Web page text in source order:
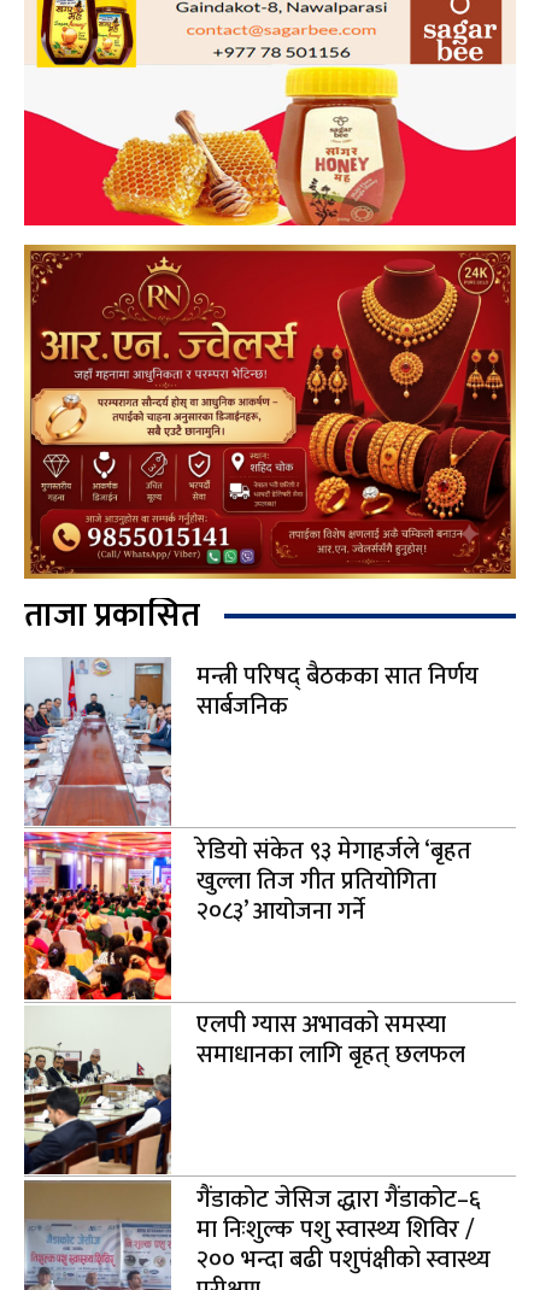
ताजा प्रकासित
मन्त्री परिषद् बैठकका सात निर्णय
सार्बजनिक
रेडियो संकेत ९३ मेगाहर्जले ‘बृहत
खुल्ला तिज गीत प्रतियोगिता
२०८३’ आयोजना गर्ने
एलपी ग्यास अभावको समस्या
समाधानका लागि बृहत् छलफल
गैंडाकोट जेसिज द्धारा गैंडाकोट–६
मा निःशुल्क पशु स्वास्थ्य शिविर /
२०० भन्दा बढी पशुपंक्षीको स्वास्थ्य